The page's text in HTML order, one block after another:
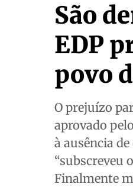
São
EDP
povo
O prejuízo
aprovado
à ausência
“subscreveu
Finalmente